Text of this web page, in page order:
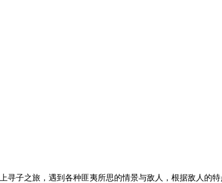
寻子之旅，遇到各种匪夷所思的情景与敌人，根据敌人的